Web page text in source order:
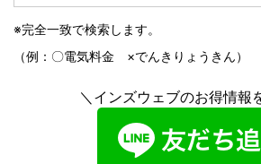
※完全一致で検索します。
（例：〇電気料金 ×でんきりょうきん）
＼インズウェブのお得情報